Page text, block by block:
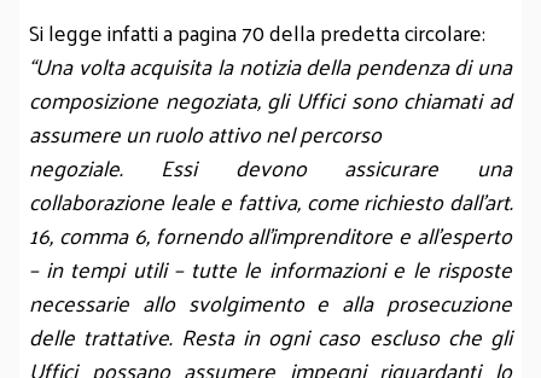
Si legge infatti a pagina 70 della predetta circolare:
“Una volta acquisita la notizia della pendenza di una
composizione negoziata, gli Uffici sono chiamati ad
assumere un ruolo attivo nel percorso
negoziale. Essi devono assicurare una
collaborazione leale e fattiva, come richiesto dall’art.
16, comma 6, fornendo all’imprenditore e all’esperto
– in tempi utili – tutte le informazioni e le risposte
necessarie allo svolgimento e alla prosecuzione
delle trattative. Resta in ogni caso escluso che gli